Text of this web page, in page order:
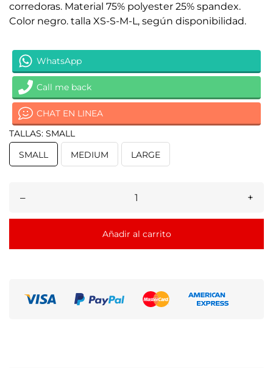
corredoras. Material 75% polyester 25% spandex.
Color negro. talla XS-S-M-L, según disponibilidad.
WhatsApp
Call me back
CHAT EN LINEA
TALLAS: SMALL
SMALL
MEDIUM LARGE
– +
Añadir al carrito